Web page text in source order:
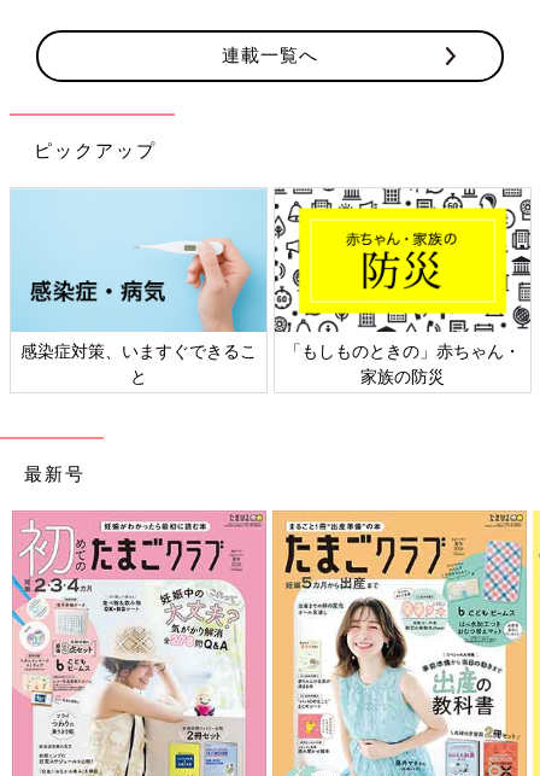
セブンのアイスコーヒーを毎朝仕事行く時に飲んでたんです
が、妊娠発覚と同時にやめました！ 後期くらいになり、ノ
ンカフェインの飲んでみました！ 産後も、授乳があると飲
めないからどうしようかな、、、って感じです🥺 まだまだ
💬 1
む*****さん
コメントありがとうございます🙇‍♀️ セブンコーヒー美味し
いですよね！ どうしても飲みたくなった時は授乳後に飲む
りましょう！
♥1
h*****さん
コメント失礼します。 私は妊娠中カフェインコーヒーは1日
1杯ならいいかなっと思って、週2以上は飲んでいたと思い
ます！ノンカフェインは毎日飲んでます☕️ 授乳中も飲んで
はだめではないみたいですよ🤔 （インターネットで調べる
といろんな文献があるのでどれを信じるかによりますが🤣）
よければご参考までに( ´. .)"
連載一覧へ
ピックアップ
感染症対策、いますぐできるこ
と
「もしものときの」赤ちゃん・
家族の防災
最新号